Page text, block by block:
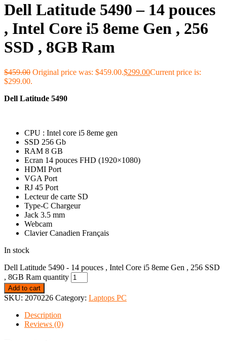
Dell Latitude 5490 – 14 pouces
, Intel Core i5 8eme Gen , 256
SSD , 8GB Ram
$459.00 Original price was: $459.00.$299.00Current price is:
$299.00.
Dell Latitude 5490
CPU : Intel core i5 8eme gen
SSD 256 Gb
RAM 8 GB
Ecran 14 pouces FHD (1920×1080)
HDMI Port
VGA Port
RJ 45 Port
Lecteur de carte SD
Type-C Chargeur
Jack 3.5 mm
Webcam
Clavier Canadien Français
In stock
Dell Latitude 5490 - 14 pouces , Intel Core i5 8eme Gen , 256 SSD
, 8GB Ram quantity
Add to cart
SKU: 2070226 Category: Laptops PC
Description
Reviews (0)